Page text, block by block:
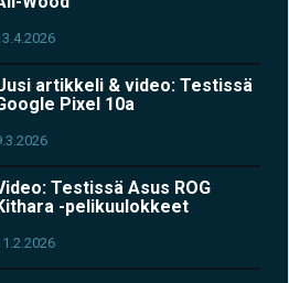
artikkeli & video: Testissä
Pixel 10a
Testissä Asus ROG
-pelikuulokkeet